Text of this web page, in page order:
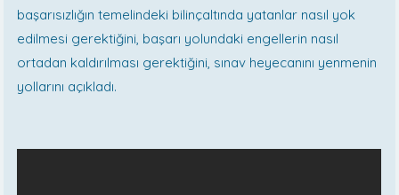
başarısızlığın temelindeki bilinçaltında yatanlar nasıl yok
edilmesi gerektiğini, başarı yolundaki engellerin nasıl
ortadan kaldırılması gerektiğini, sınav heyecanını yenmenin
yollarını açıkladı.